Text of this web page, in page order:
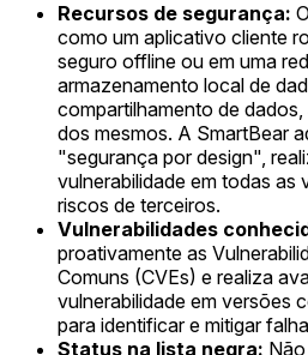
Recursos de segurança:
como um aplicativo cliente
seguro offline ou em uma
armazenamento local de
compartilhamento de
dos mesmos. A SmartBear
"segurança por design",
vulnerabilidade em todas as
riscos de terceiros.
Vulnerabilidades
proativamente as
Comuns (CVEs) e realiza
vulnerabilidade em versões
para identificar e mitigar
Status na lista negra: